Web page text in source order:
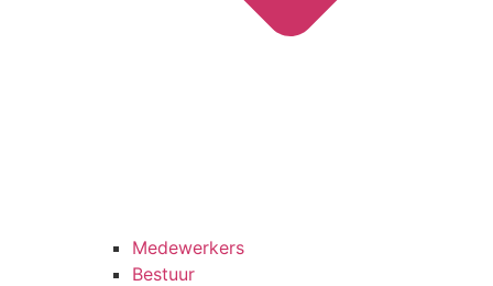
Medewerkers
Bestuur